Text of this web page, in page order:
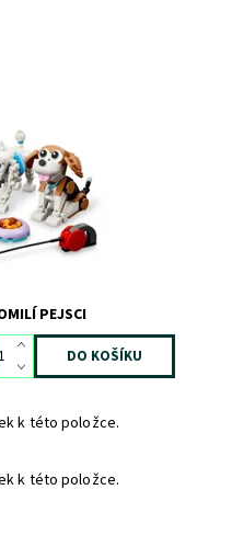
pejsky
PEJSCI
k této položce.
k této položce.